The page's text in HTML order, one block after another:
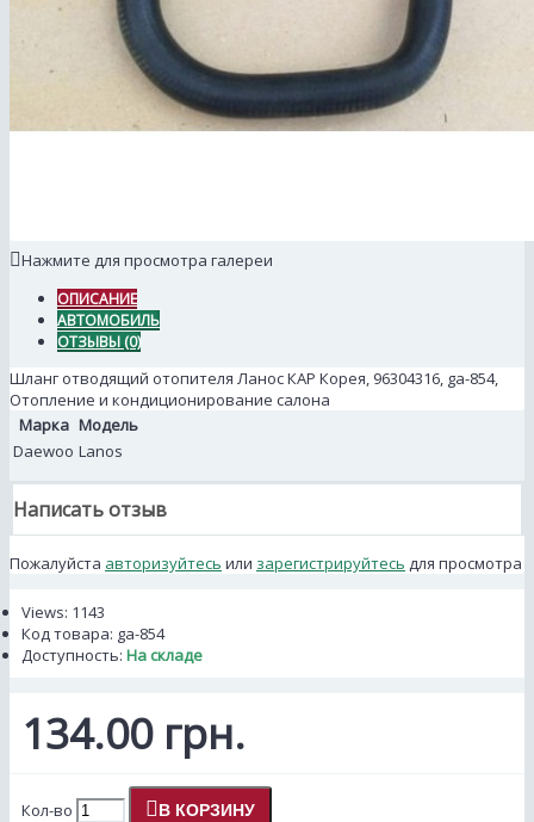
Нажмите для просмотра галереи
ОПИСАНИЕ
АВТОМОБИЛЬ
ОТЗЫВЫ (0)
Шланг отводящий отопителя Ланос КАР Корея, 96304316, ga-854,
Отопление и кондиционирование салона
Марка Модель
Daewoo Lanos
Написать отзыв
Пожалуйста авторизуйтесь или зарегистрируйтесь для просмотра
Views: 1143
Код товара: ga-854
Доступность: На складе
134.00 грн.
Кол-во В КОРЗИНУ